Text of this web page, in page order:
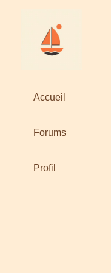
Accueil
Forums
Profil